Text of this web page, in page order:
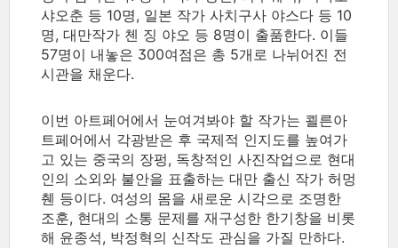
샤오춘 등 10명, 일본 작가 사치구사 야스다 등 10
명, 대만작가 첸 징 야오 등 8명이 출품한다. 이들
57명이 내놓은 300여점은 총 5개로 나뉘어진 전
시관을 채운다.
이번 아트페어에서 눈여겨봐야 할 작가는 쾰른아
트페어에서 각광받은 후 국제적 인지도를 높여가
고 있는 중국의 장펑, 독창적인 사진작업으로 현대
인의 소외와 불안을 표출하는 대만 출신 작가 허멍
췐 등이다. 여성의 몸을 새로운 시각으로 조명한
조훈, 현대의 소통 문제를 재구성한 한기창을 비롯
해 윤종석, 박정혁의 신작도 관심을 가질 만하다.